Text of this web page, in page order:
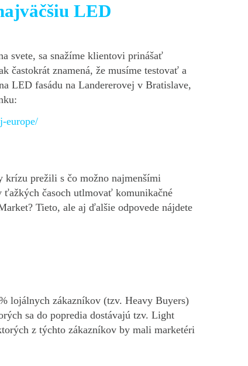
LED
svete, sa snažíme klientovi prinášať
častokrát znamená, že musíme testovať a
LED fasádu na Landererovej v Bratislave,
europe/
krízu prežili s čo možno najmenšími
časoch utlmovať komunikačné
Tieto, ale aj ďalšie odpovede nájdete
lojálnych zákazníkov (tzv. Heavy Buyers)
sa do popredia dostávajú tzv. Light
z týchto zákazníkov by mali marketéri